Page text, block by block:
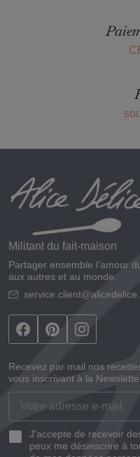
Militant du fait-maison
Partager ensemble l’amour
aux autres et au monde.
Recevez par mail nos
vous inscrivant à la
J'accepte de recevoir
peux me désinscrire à